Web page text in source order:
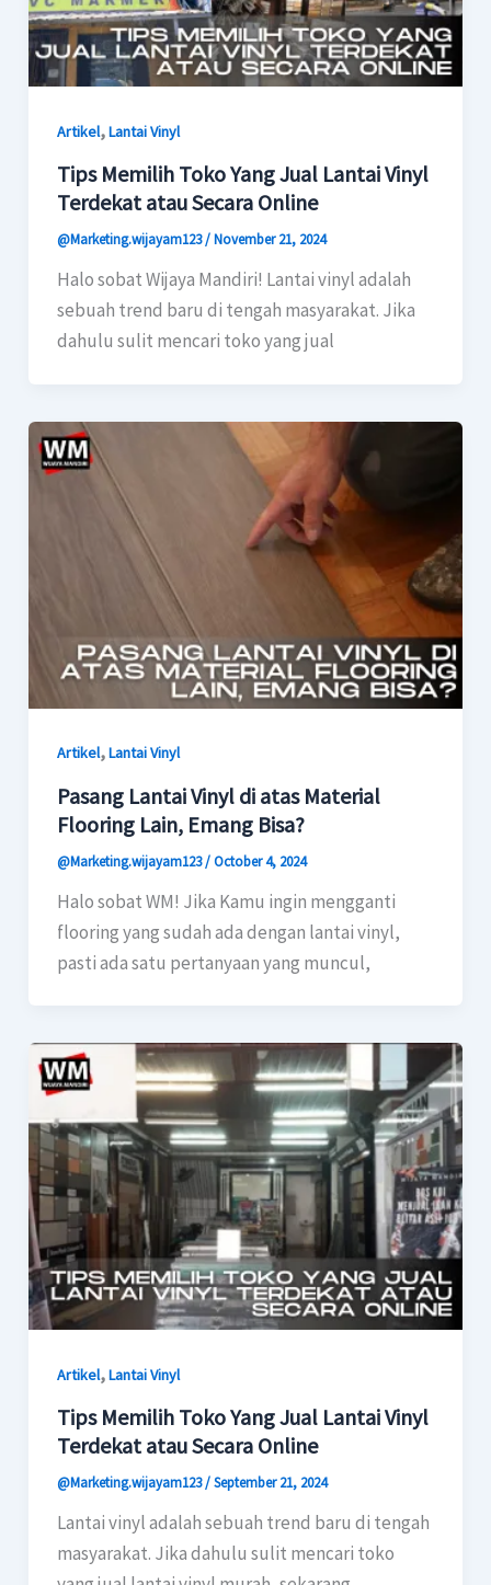
Artikel,Lantai Vinyl
Tips Memilih Toko Yang Jual Lantai Vinyl
Terdekat atau Secara Online
@Marketing.wijayam123/November 21, 2024
Halo sobat Wijaya Mandiri! Lantai vinyl adalah
sebuah trend baru di tengah masyarakat. Jika
dahulu sulit mencari toko yang jual
Artikel,Lantai Vinyl
Pasang Lantai Vinyl di atas Material
Flooring Lain, Emang Bisa?
@Marketing.wijayam123/October 4, 2024
Halo sobat WM! Jika Kamu ingin mengganti
flooring yang sudah ada dengan lantai vinyl,
pasti ada satu pertanyaan yang muncul,
Artikel,Lantai Vinyl
Tips Memilih Toko Yang Jual Lantai Vinyl
Terdekat atau Secara Online
@Marketing.wijayam123/September 21, 2024
Lantai vinyl adalah sebuah trend baru di tengah
masyarakat. Jika dahulu sulit mencari toko